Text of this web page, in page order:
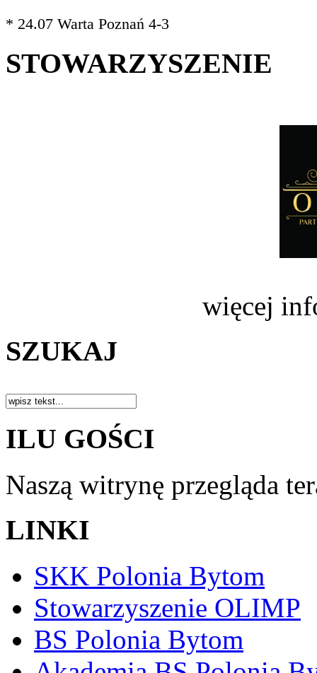
* 24.07 Warta Poznań 4-3
STOWARZYSZENIE
więcej
SZUKAJ
ILU GOŚCI
Naszą witrynę przegląda
LINKI
SKK Polonia Bytom
Stowarzyszenie OLIMP
BS Polonia Bytom